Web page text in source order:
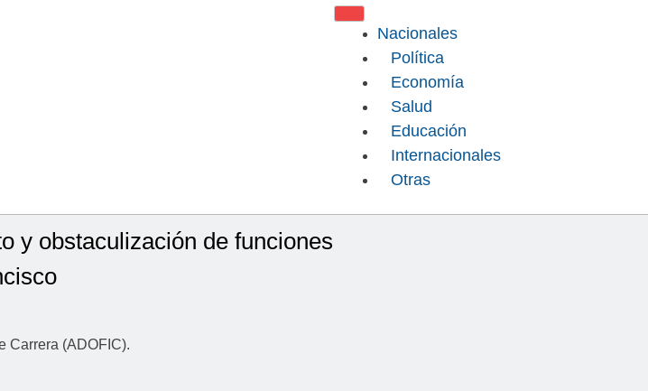
Nacionales
Política
Economía
Salud
Educación
Internacionales
Otras
y obstaculización de funciones